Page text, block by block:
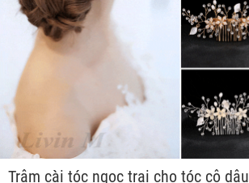
Trâm cài tóc ngọc trai cho tóc cô dâu